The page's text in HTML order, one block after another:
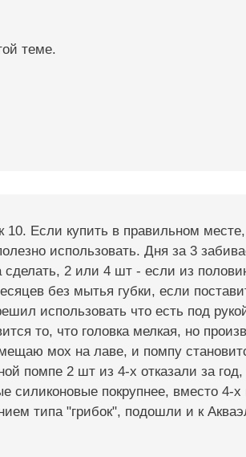
теме.
Если купить в правильном
использовать. Дня за 3
сделать, 2 или 4 шт - если из
без мытья губки, если
использовать что есть под
то, что головка мелкая, но
мох на лаве, и помпу
помпе 2 шт из 4-х отказали за год,
покрупнее, вместо 4-х
типа "грибок", подошли и к